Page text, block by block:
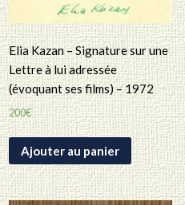
Elia Kazan – Signature sur une
Lettre à lui adressée
(évoquant ses films) – 1972
200€
Ajouter au panier